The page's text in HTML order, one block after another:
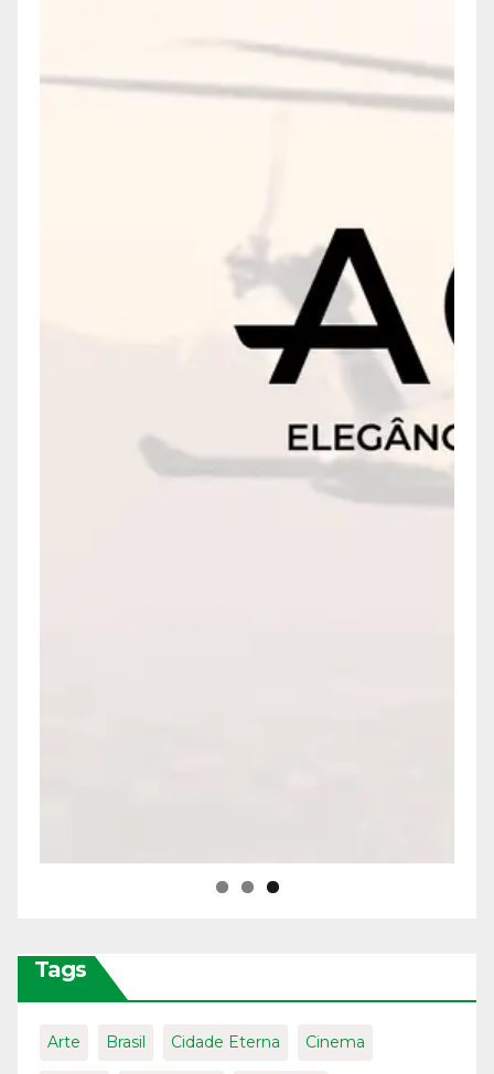
Tags
Arte Brasil Cidade Eterna Cinema